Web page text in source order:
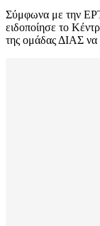
Σύμφωνα με την
ειδοποίησε το
της ομάδας ΔΙΑΣ να